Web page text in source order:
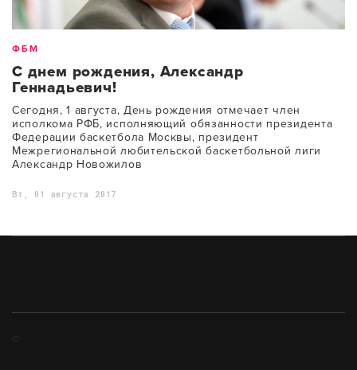
ФБМ
С днем рождения, Александр
Геннадьевич!
Сегодня, 1 августа, День рождения отмечает член
исполкома РФБ, исполняющий обязанности президента
Федерации баскетбола Москвы, президент
Межрегиональной любительской баскетбольной лиги
Александр Новожилов
Вт, 01 августа 2017